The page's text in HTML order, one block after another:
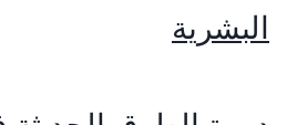
البشرية